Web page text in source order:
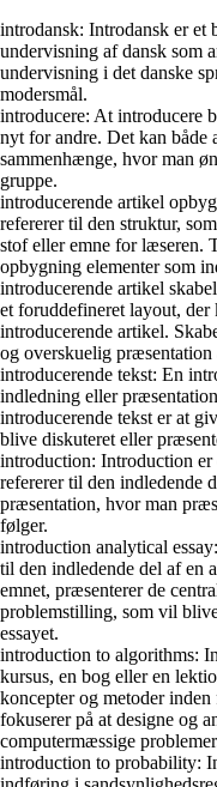
introdansk: Introdansk er et
undervisning af dansk som
undervisning i det danske
modersmål.
introducere: At introducere
nyt for andre. Det kan både
sammenhænge, hvor man
gruppe.
introducerende artikel
refererer til den struktur,
stof eller emne for læseren.
opbygning elementer som
introducerende artikel
et foruddefineret layout, der
introducerende artikel.
og overskuelig
introducerende tekst: En
indledning eller
introducerende tekst er at
blive diskuteret eller
introduction: Introduction
refererer til den indledende
præsentation, hvor man
følger.
introduction analytical
til den indledende del af en
emnet, præsenterer de
problemstilling, som vil
essayet.
introduction to algorithms:
kursus, en bog eller en
koncepter og metoder
fokuserer på at designe og
computermæssige
introduction to probability: